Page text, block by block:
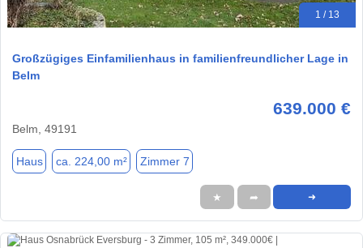
1 / 13
Großzügiges Einfamilienhaus in familienfreundlicher Lage in
Belm
639.000 €
Belm, 49191
Haus ca. 224,00 m² Zimmer 7
★ ➦ ➜